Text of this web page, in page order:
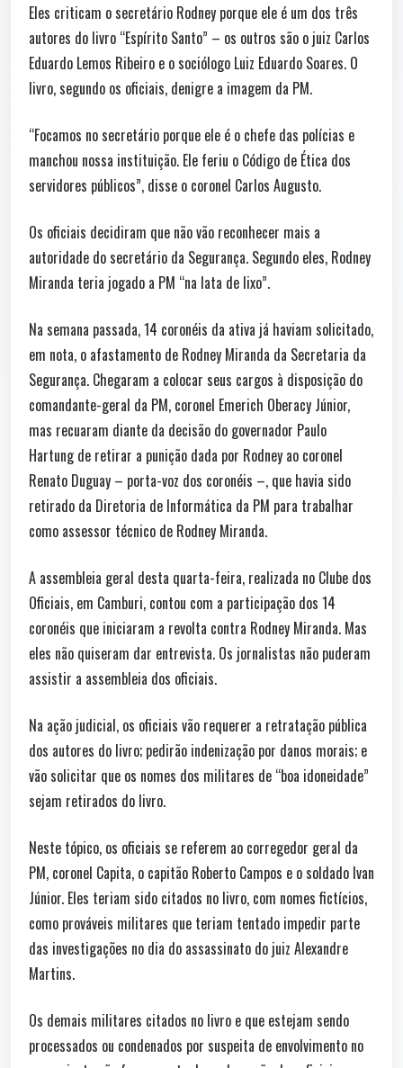
Eles criticam o secretário Rodney porque ele é um dos três
autores do livro “Espírito Santo” – os outros são o juiz Carlos
Eduardo Lemos Ribeiro e o sociólogo Luiz Eduardo Soares. O
livro, segundo os oficiais, denigre a imagem da PM.
“Focamos no secretário porque ele é o chefe das polícias e
manchou nossa instituição. Ele feriu o Código de Ética dos
servidores públicos”, disse o coronel Carlos Augusto.
Os oficiais decidiram que não vão reconhecer mais a
autoridade do secretário da Segurança. Segundo eles, Rodney
Miranda teria jogado a PM “na lata de lixo”.
Na semana passada, 14 coronéis da ativa já haviam solicitado,
em nota, o afastamento de Rodney Miranda da Secretaria da
Segurança. Chegaram a colocar seus cargos à disposição do
comandante-geral da PM, coronel Emerich Oberacy Júnior,
mas recuaram diante da decisão do governador Paulo
Hartung de retirar a punição dada por Rodney ao coronel
Renato Duguay – porta-voz dos coronéis –, que havia sido
retirado da Diretoria de Informática da PM para trabalhar
como assessor técnico de Rodney Miranda.
A assembleia geral desta quarta-feira, realizada no Clube dos
Oficiais, em Camburi, contou com a participação dos 14
coronéis que iniciaram a revolta contra Rodney Miranda. Mas
eles não quiseram dar entrevista. Os jornalistas não puderam
assistir a assembleia dos oficiais.
Na ação judicial, os oficiais vão requerer a retratação pública
dos autores do livro; pedirão indenização por danos morais; e
vão solicitar que os nomes dos militares de “boa idoneidade”
sejam retirados do livro.
Neste tópico, os oficiais se referem ao corregedor geral da
PM, coronel Capita, o capitão Roberto Campos e o soldado Ivan
Júnior. Eles teriam sido citados no livro, com nomes fictícios,
como prováveis militares que teriam tentado impedir parte
das investigações no dia do assassinato do juiz Alexandre
Martins.
Os demais militares citados no livro e que estejam sendo
processados ou condenados por suspeita de envolvimento no